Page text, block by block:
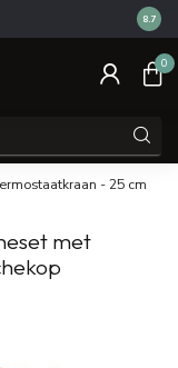
14
8.7
0
- 25 cm
met